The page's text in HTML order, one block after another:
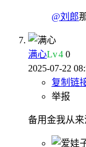
@刘郎
满心Lv4 0
2025-07-22
复制链
举报
备用金我从